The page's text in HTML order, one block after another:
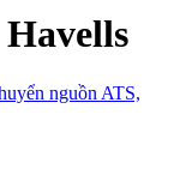
nguồn ATS,